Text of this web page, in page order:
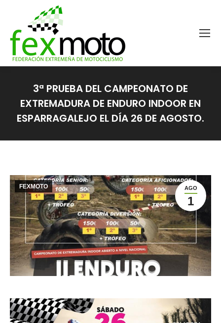
3ª PRUEBA DEL CAMPEONATO DE
EXTREMADURA DE ENDURO INDOOR EN
ESPARRAGALEJO EL DÍA 26 DE AGOSTO.
AGO
1
FEXMOTO